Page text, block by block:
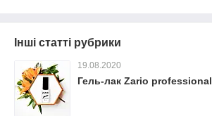
Інші статті рубрики
19.08.2020
Гель-лак Zario professional